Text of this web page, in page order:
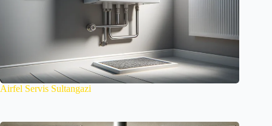
Airfel Servis Sultangazi